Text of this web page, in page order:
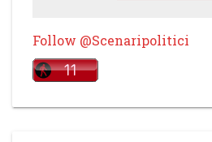
Follow @Scenaripolitici